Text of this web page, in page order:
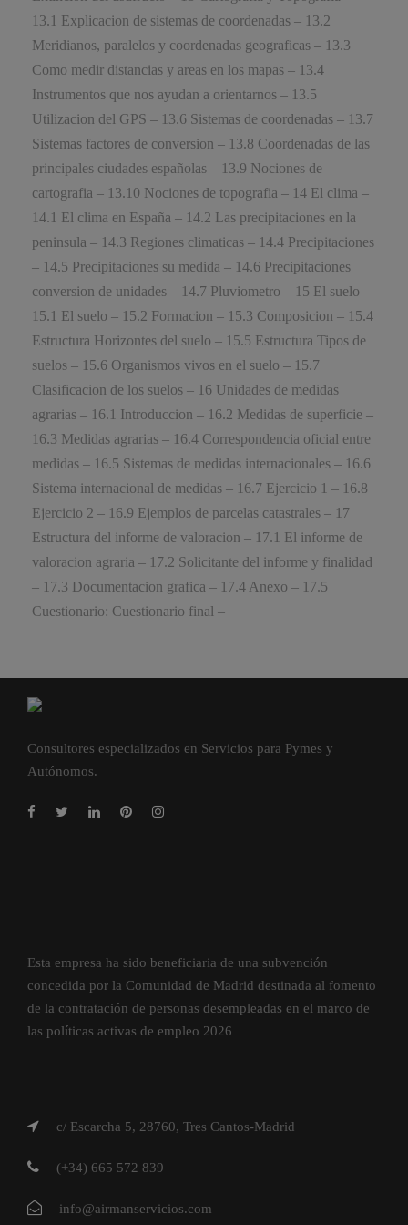
13.1 Explicacion de sistemas de coordenadas – 13.2
Meridianos, paralelos y coordenadas geograficas – 13.3
Como medir distancias y areas en los mapas – 13.4
Instrumentos que nos ayudan a orientarnos – 13.5
Utilizacion del GPS – 13.6 Sistemas de coordenadas – 13.7
Sistemas factores de conversion – 13.8 Coordenadas de las
principales ciudades españolas – 13.9 Nociones de
cartografia – 13.10 Nociones de topografia – 14 El clima –
14.1 El clima en España – 14.2 Las precipitaciones en la
peninsula – 14.3 Regiones climaticas – 14.4 Precipitaciones
– 14.5 Precipitaciones su medida – 14.6 Precipitaciones
conversion de unidades – 14.7 Pluviometro – 15 El suelo –
15.1 El suelo – 15.2 Formacion – 15.3 Composicion – 15.4
Estructura Horizontes del suelo – 15.5 Estructura Tipos de
suelos – 15.6 Organismos vivos en el suelo – 15.7
Clasificacion de los suelos – 16 Unidades de medidas
agrarias – 16.1 Introduccion – 16.2 Medidas de superficie –
16.3 Medidas agrarias – 16.4 Correspondencia oficial entre
medidas – 16.5 Sistemas de medidas internacionales – 16.6
Sistema internacional de medidas – 16.7 Ejercicio 1 – 16.8
Ejercicio 2 – 16.9 Ejemplos de parcelas catastrales – 17
Estructura del informe de valoracion – 17.1 El informe de
valoracion agraria – 17.2 Solicitante del informe y finalidad
– 17.3 Documentacion grafica – 17.4 Anexo – 17.5
Cuestionario: Cuestionario final –
Consultores especializados en Servicios para Pymes y
Autónomos.
Esta empresa ha sido beneficiaria de una subvención
concedida por la Comunidad de Madrid destinada al fomento
de la contratación de personas desempleadas en el marco de
las políticas activas de empleo 2026
c/ Escarcha 5, 28760, Tres Cantos-Madrid
(+34) 665 572 839
info@airmanservicios.com